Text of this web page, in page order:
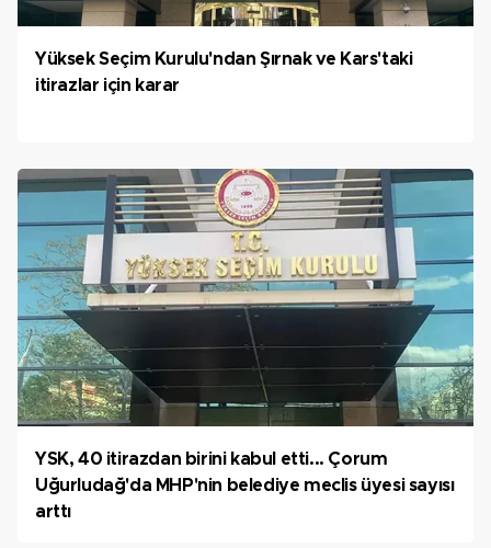
Yüksek Seçim Kurulu'ndan Şırnak ve Kars'taki
itirazlar için karar
YSK, 40 itirazdan birini kabul etti... Çorum
Uğurludağ'da MHP'nin belediye meclis üyesi sayısı
arttı